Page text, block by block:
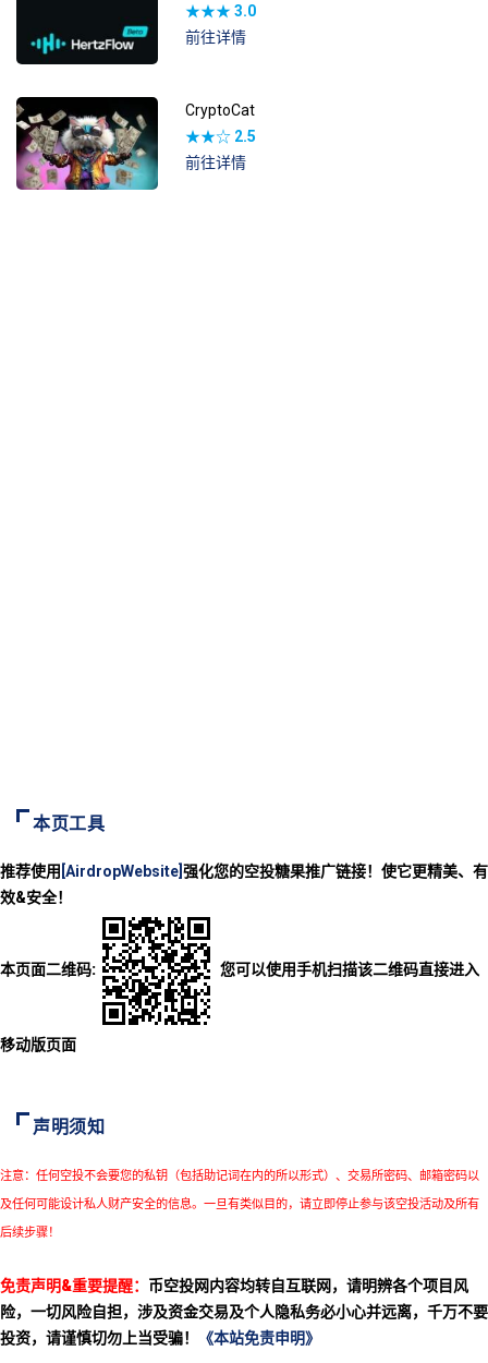
★★★3.0
前往详情
CryptoCat
★★☆ 2.5
前往详情
本页工具
推荐使用 [AirdropWebsite] 强化您的空投糖果推广链接！使它更精美、有
效&安全！
本页面二维码: 您可以使用手机扫描该二维码直接进入
移动版页面
声明须知
注意：任何空投不会要您的私钥（包括助记词在内的所以形式）、交易所密码、邮箱密码以
及任何可能设计私人财产安全的信息。一旦有类似目的，请立即停止参与该空投活动及所有
后续步骤！
免责声明&重要提醒： 币空投网内容均转自互联网，请明辨各个项目风
险，一切风险自担，涉及资金交易及个人隐私务必小心并远离，千万不要
投资，请谨慎切勿上当受骗！
《本站免责申明》